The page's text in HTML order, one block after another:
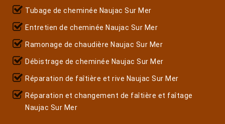
Tubage de cheminée Naujac Sur Mer
Entretien de cheminée Naujac Sur Mer
Ramonage de chaudière Naujac Sur Mer
Débistrage de cheminée Naujac Sur Mer
Réparation de faîtière et rive Naujac Sur Mer
Réparation et changement de faîtière et faîtage
Naujac Sur Mer